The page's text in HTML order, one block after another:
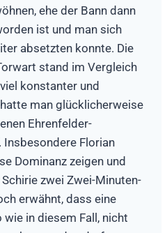
ehe der Bann dann
ist und man sich
absetzten konnte. Die
stand im Vergleich
konstanter und
man glücklicherweise
Ehrenfelder-
Florian
Dominanz zeigen und
zwei Zwei-Minuten-
erwähnt, dass eine
in diesem Fall, nicht